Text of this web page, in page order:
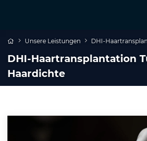
Unsere Leistungen DHI-
DHI-Haartransplantation
Haardichte